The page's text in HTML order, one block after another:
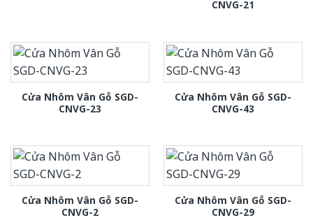
CNVG-21
Cửa Nhôm Vân Gỗ SGD-
CNVG-23
Cửa Nhôm Vân Gỗ SGD-
CNVG-43
Cửa Nhôm Vân Gỗ SGD-
CNVG-2
Cửa Nhôm Vân Gỗ SGD-
CNVG-29